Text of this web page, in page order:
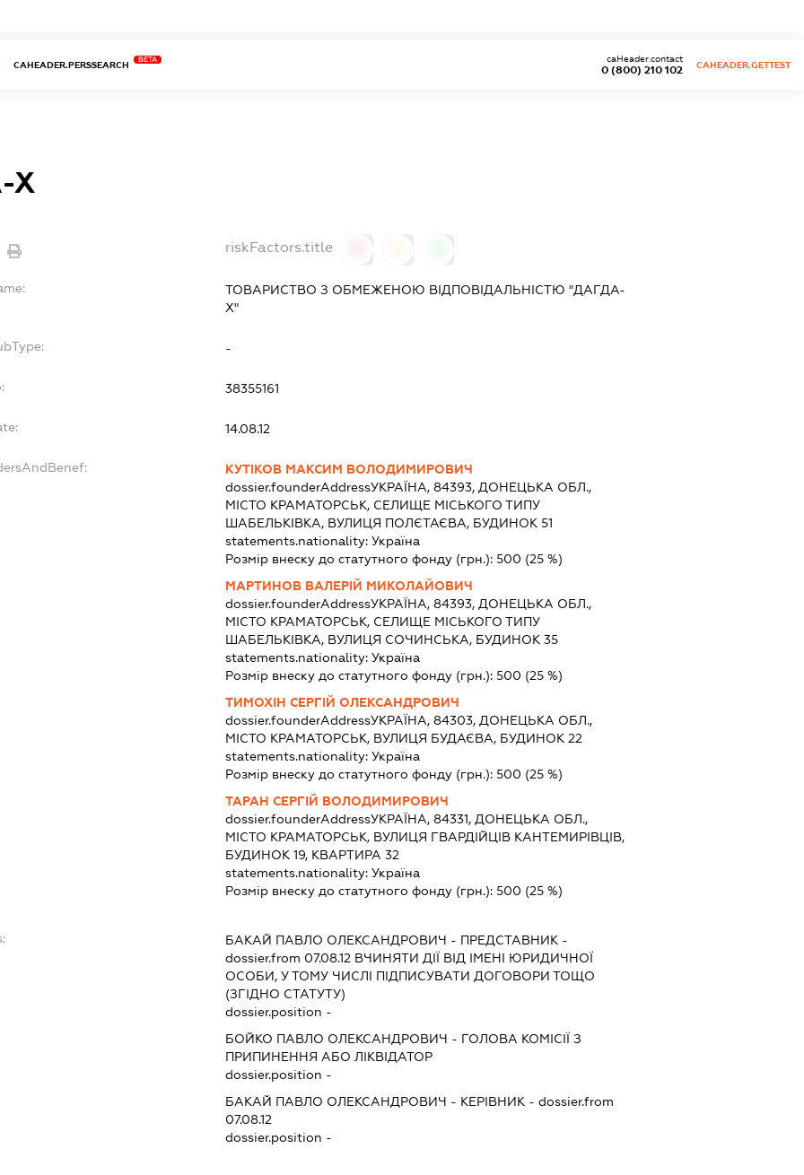
CAHEADER.PERSSEARCH
BETA
0 (800) 210 102
caHeader.contact
CAHEADER.GETTEST
Х
riskFactors.title
ТОВАРИСТВО З ОБМЕЖЕНОЮ ВІДПОВІДАЛЬНІСТЮ "ДАГДА-
Х"
-
38355161
14.08.12
КУТІКОВ МАКСИМ ВОЛОДИМИРОВИЧ
dossier.founderAddressУКРАЇНА, 84393, ДОНЕЦЬКА ОБЛ.,
МІСТО КРАМАТОРСЬК, СЕЛИЩЕ МІСЬКОГО ТИПУ
ШАБЕЛЬКІВКА, ВУЛИЦЯ ПОЛЄТАЄВА, БУДИНОК 51
statements.nationality: Україна
Розмір внеску до статутного фонду (грн.): 500 (25 %)
МАРТИНОВ ВАЛЕРІЙ МИКОЛАЙОВИЧ
dossier.founderAddressУКРАЇНА, 84393, ДОНЕЦЬКА ОБЛ.,
МІСТО КРАМАТОРСЬК, СЕЛИЩЕ МІСЬКОГО ТИПУ
ШАБЕЛЬКІВКА, ВУЛИЦЯ СОЧИНСЬКА, БУДИНОК 35
statements.nationality: Україна
Розмір внеску до статутного фонду (грн.): 500 (25 %)
ТИМОХІН СЕРГІЙ ОЛЕКСАНДРОВИЧ
dossier.founderAddressУКРАЇНА, 84303, ДОНЕЦЬКА ОБЛ.,
МІСТО КРАМАТОРСЬК, ВУЛИЦЯ БУДАЄВА, БУДИНОК 22
statements.nationality: Україна
Розмір внеску до статутного фонду (грн.): 500 (25 %)
ТАРАН СЕРГІЙ ВОЛОДИМИРОВИЧ
dossier.founderAddressУКРАЇНА, 84331, ДОНЕЦЬКА ОБЛ.,
МІСТО КРАМАТОРСЬК, ВУЛИЦЯ ГВАРДІЙЦІВ КАНТЕМИРІВЦІВ,
БУДИНОК 19, КВАРТИРА 32
statements.nationality: Україна
Розмір внеску до статутного фонду (грн.): 500 (25 %)
БАКАЙ ПАВЛО ОЛЕКСАНДРОВИЧ - ПРЕДСТАВНИК -
dossier.from 07.08.12 ВЧИНЯТИ ДІЇ ВІД ІМЕНІ ЮРИДИЧНОЇ
ОСОБИ, У ТОМУ ЧИСЛІ ПІДПИСУВАТИ ДОГОВОРИ ТОЩО
(ЗГІДНО СТАТУТУ)
dossier.position -
БОЙКО ПАВЛО ОЛЕКСАНДРОВИЧ - ГОЛОВА КОМІСІЇ З
ПРИПИНЕННЯ АБО ЛІКВІДАТОР
dossier.position -
БАКАЙ ПАВЛО ОЛЕКСАНДРОВИЧ - КЕРІВНИК - dossier.from
07.08.12
dossier.position -